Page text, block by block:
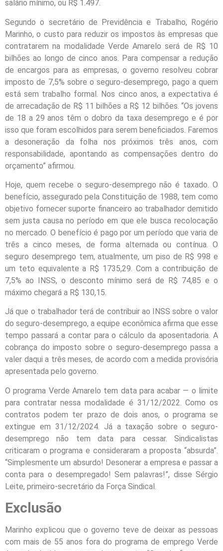
salário mínimo, ou R$ 1.497.
Segundo o secretário de Previdência e Trabalho, Rogério
Marinho, o custo para reduzir os impostos às empresas que
contratarem na modalidade Verde Amarelo será de R$ 10
bilhões ao longo de cinco anos. Para compensar a redução
de encargos para as empresas, o governo resolveu cobrar
imposto de 7,5% sobre o seguro-desemprego, pago a quem
está sem trabalho formal. Nos cinco anos, a expectativa é
de arrecadação de R$ 11 bilhões a R$ 12 bilhões. “Os jovens
de 18 a 29 anos têm o dobro da taxa desemprego e é por
isso que foram escolhidos para serem beneficiados. Faremos
a desoneração da folha nos próximos três anos, com
responsabilidade, apontando as compensações dentro do
orçamento” afirmou.
Hoje, quem recebe o seguro-desemprego não é taxado. O
benefício, assegurado pela Constituição de 1988, tem como
objetivo fornecer suporte financeiro ao trabalhador demitido
sem justa causa no período em que ele busca recolocação
no mercado. O benefício é pago por um período que varia de
três a cinco meses, de forma alternada ou contínua. O
seguro desemprego tem, atualmente, um piso de R$ 998 e
um teto equivalente a R$ 1735,29. Com a contribuição de
7,5% ao INSS, o desconto mínimo será de R$ 74,85 e o
máximo chegará a R$ 130,15.
Já que o trabalhador terá de contribuir ao INSS sobre o valor
do seguro-desemprego, a equipe econômica afirma que esse
tempo passará a contar para o cálculo da aposentadoria. A
cobrança do imposto sobre o seguro-desemprego passa a
valer daqui a três meses, de acordo com a medida provisória
apresentada pelo governo.
O programa Verde Amarelo tem data para acabar — o limite
para contratar nessa modalidade é 31/12/2022. Como os
contratos podem ter prazo de dois anos, o programa se
extingue em 31/12/2024. Já a taxação sobre o seguro-
desemprego não tem data para cessar. Sindicalistas
criticaram o programa e consideraram a proposta “absurda”.
“Simplesmente um absurdo! Desonerar a empresa e passar a
conta para o desempregado! Sem palavras!”, disse Sérgio
Leite, primeiro-secretário da Força Sindical.
Exclusão
Marinho explicou que o governo teve de deixar as pessoas
com mais de 55 anos fora do programa de emprego Verde